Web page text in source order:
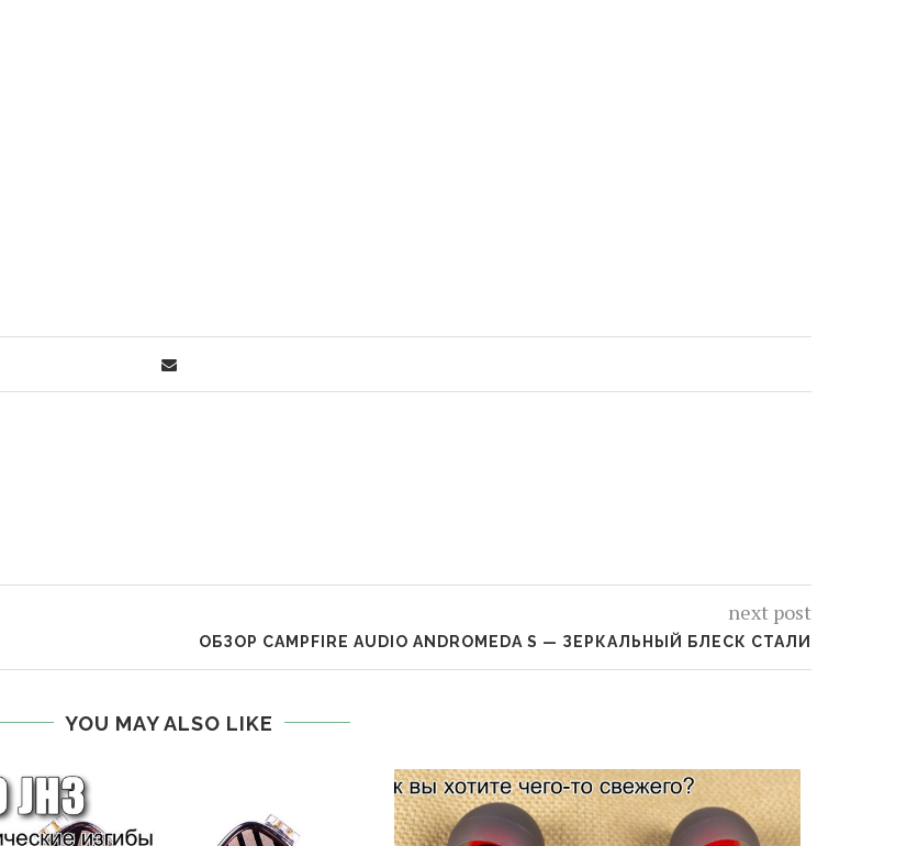
next post
ОБЗОР CAMPFIRE AUDIO ANDROMEDA S — ЗЕРКАЛЬНЫЙ БЛЕСК СТАЛИ
YOU MAY ALSO LIKE